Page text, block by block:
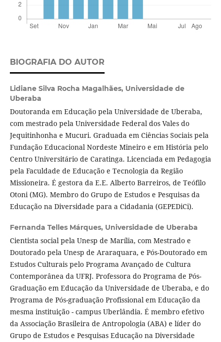
BIOGRAFIA DO AUTOR
Lidiane Silva Rocha Magalhães, Universidade de
Uberaba
Doutoranda em Educação pela Universidade de Uberaba,
com mestrado pela Universidade Federal dos Vales do
Jequitinhonha e Mucuri. Graduada em Ciências Sociais pela
Fundação Educacional Nordeste Mineiro e em História pelo
Centro Universitário de Caratinga. Licenciada em Pedagogia
pela Faculdade de Educação e Tecnologia da Região
Missioneira. É gestora da E.E. Alberto Barreiros, de Teófilo
Otoni (MG). Membro do Grupo de Estudos e Pesquisas da
Educação na Diversidade para a Cidadania (GEPEDiCi).
Fernanda Telles Márques, Universidade de Uberaba
Cientista social pela Unesp de Marília, com Mestrado e
Doutorado pela Unesp de Araraquara, e Pós-Doutorado em
Estudos Culturais pelo Programa Avançado de Cultura
Contemporânea da UFRJ. Professora do Programa de Pós-
Graduação em Educação da Universidade de Uberaba, e do
Programa de Pós-graduação Profissional em Educação da
mesma instituição - campus Uberlândia. É membro efetivo
da Associação Brasileira de Antropologia (ABA) e líder do
Grupo de Estudos e Pesquisas Educação na Diversidade